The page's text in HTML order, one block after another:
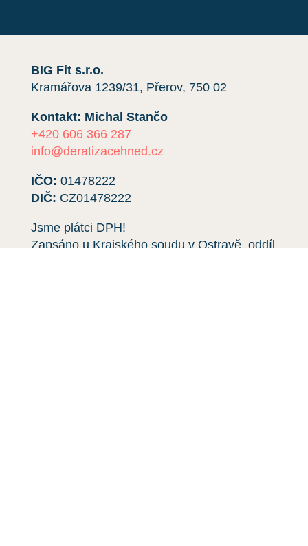
BIG Fit s.r.o.
Kramářova 1239/31, Přerov, 750 02
Kontakt: Michal Stančo
+420 606 366 287
info@deratizacehned.cz
IČO: 01478222
DIČ: CZ01478222
Jsme plátci DPH!
Zapsáno u Krajského soudu v Ostravě, oddíl